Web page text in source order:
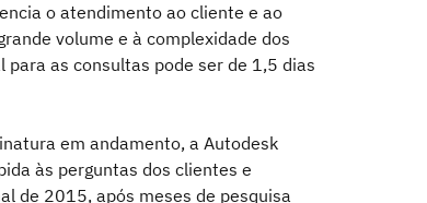
o atendimento ao cliente e ao
volume e à complexidade dos
as consultas pode ser de 1,5 dias
em andamento, a Autodesk
às perguntas dos clientes e
de 2015, após meses de pesquisa